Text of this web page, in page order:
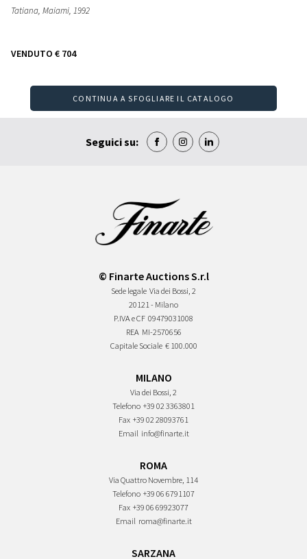
Tatiana, Maiami, 1992
VENDUTO € 704
CONTINUA A SFOGLIARE IL CATALOGO
Seguici su:
© Finarte Auctions S.r.l
Sede legale Via dei Bossi, 2
20121 - Milano
P.IVA e CF 09479031008
REA MI-2570656
Capitale Sociale € 100.000
MILANO
Via dei Bossi, 2
Telefono +39 02 3363801
Fax +39 02 28093761
Email info@finarte.it
ROMA
Via Quattro Novembre, 114
Telefono +39 06 6791107
Fax +39 06 69923077
Email roma@finarte.it
SARZANA